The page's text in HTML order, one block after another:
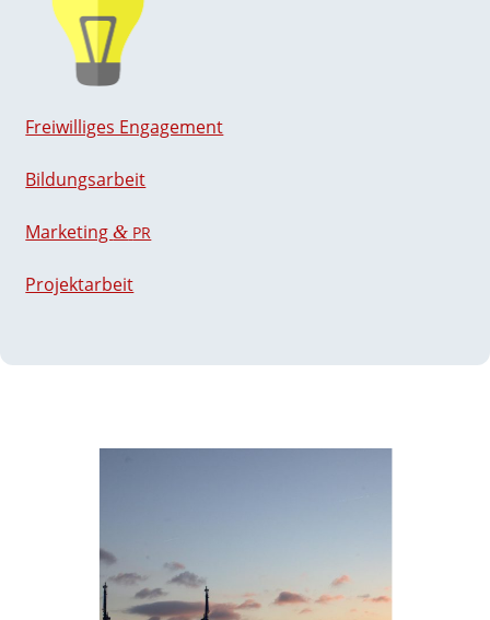
Frei­wil­liges Engagement
Bildungs­arbeit
Marketing& PR
Projekt­arbeit